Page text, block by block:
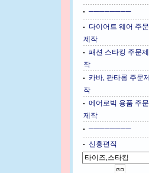
────────
다이어트 웨어 주문
제작
패션 스타킹 주문제
작
카바, 판타롱 주문제
작
에어로빅 용품 주문
제작
────────
신흥편직